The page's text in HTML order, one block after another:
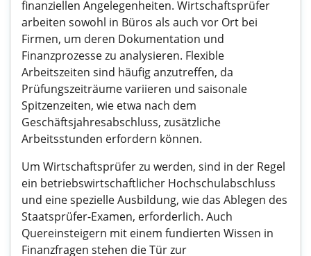
finanziellen Angelegenheiten. Wirtschaftsprüfer
arbeiten sowohl in Büros als auch vor Ort bei
Firmen, um deren Dokumentation und
Finanzprozesse zu analysieren. Flexible
Arbeitszeiten sind häufig anzutreffen, da
Prüfungszeiträume variieren und saisonale
Spitzenzeiten, wie etwa nach dem
Geschäftsjahresabschluss, zusätzliche
Arbeitsstunden erfordern können.
Um Wirtschaftsprüfer zu werden, sind in der Regel
ein betriebswirtschaftlicher Hochschulabschluss
und eine spezielle Ausbildung, wie das Ablegen des
Staatsprüfer-Examen, erforderlich. Auch
Quereinsteigern mit einem fundierten Wissen in
Finanzfragen stehen die Tür zur